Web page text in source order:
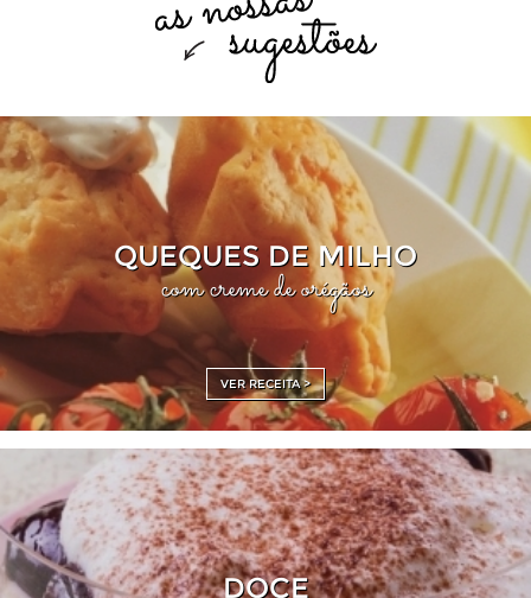
QUEQUES DE MILHO
com creme de orégãos
VER RECEITA >
DOCE